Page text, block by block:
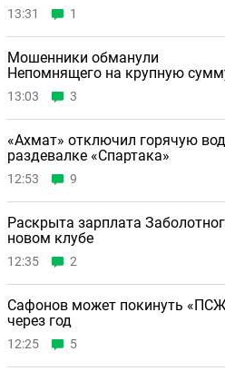
13:31 1
Мошенники обманули
Непомнящего на крупную
13:03 3
«Ахмат» отключил горячую
раздевалке «Спартака»
12:53 9
Раскрыта зарплата
новом клубе
12:35 2
Сафонов может покинуть
через год
12:25 5